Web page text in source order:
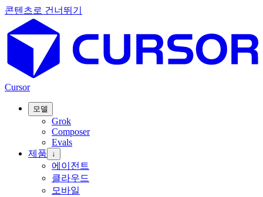
콘텐츠로 건너뛰기
Cursor
모델
Grok
Composer
Evals
제품
↓
에이전트
클라우드
모바일